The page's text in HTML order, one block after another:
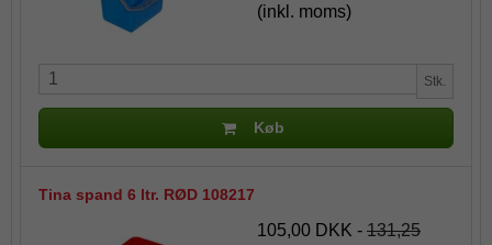
(inkl. moms)
Stk.
Køb
Tina spand 6 ltr. RØD 108217
105,00 DKK - 131,25